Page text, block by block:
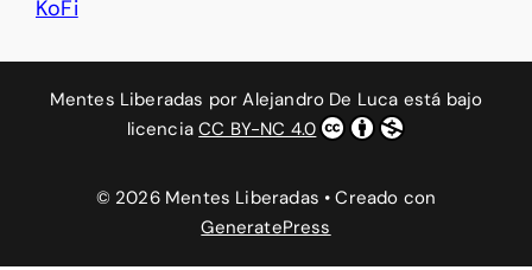
KoFi
Mentes Liberadas porAlejandro De Luca está bajo
licenciaCC BY-NC 4.0
© 2026 Mentes Liberadas • Creado con
GeneratePress